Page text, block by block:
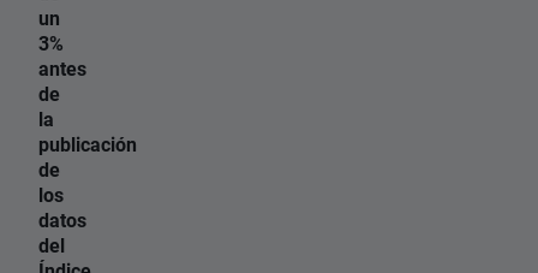
un
3%
antes
de
la
publicación
de
los
datos
del